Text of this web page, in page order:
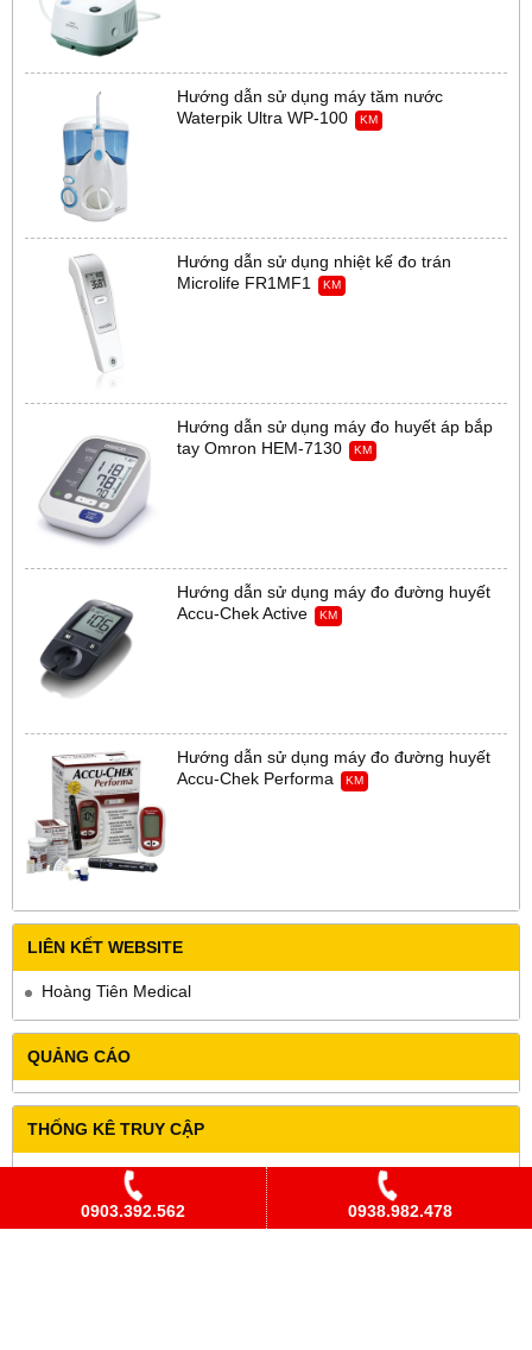
Hướng dẫn sử dụng máy tăm nước
Waterpik Ultra WP-100
KM
Hướng dẫn sử dụng nhiệt kế đo trán
Microlife FR1MF1
KM
Hướng dẫn sử dụng máy đo huyết áp bắp
tay Omron HEM-7130
KM
Hướng dẫn sử dụng máy đo đường huyết
Accu-Chek Active
KM
Hướng dẫn sử dụng máy đo đường huyết
Accu-Chek Performa
KM
LIÊN KẾT WEBSITE
Hoàng Tiên Medical
QUẢNG CÁO
THỐNG KÊ TRUY CẬP
Đang online
Hôm nay
0903.392.562 0938.982.478